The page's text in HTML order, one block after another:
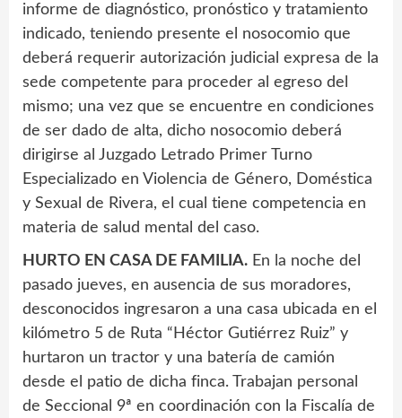
informe de diagnóstico, pronóstico y tratamiento
indicado, teniendo presente el nosocomio que
deberá requerir autorización judicial expresa de la
sede competente para proceder al egreso del
mismo; una vez que se encuentre en condiciones
de ser dado de alta, dicho nosocomio deberá
dirigirse al Juzgado Letrado Primer Turno
Especializado en Violencia de Género, Doméstica
y Sexual de Rivera, el cual tiene competencia en
materia de salud mental del caso.
HURTO EN CASA DE FAMILIA. En la noche del
pasado jueves, en ausencia de sus moradores,
desconocidos ingresaron a una casa ubicada en el
kilómetro 5 de Ruta “Héctor Gutiérrez Ruiz” y
hurtaron un tractor y una batería de camión
desde el patio de dicha finca. Trabajan personal
de Seccional 9ª en coordinación con la Fiscalía de